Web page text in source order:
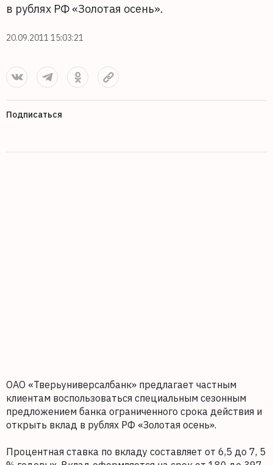
в рублях РФ «Золотая осень».
20.09.2011 15:03:21
Подписаться
ОАО «Тверьуниверсалбанк» предлагает частным
клиентам воспользоваться специальным сезонным
предложением банка ограниченного срока действия и
открыть вклад в рублях РФ «Золотая осень».
Процентная ставка по вкладу составляет от 6,5 до 7, 5